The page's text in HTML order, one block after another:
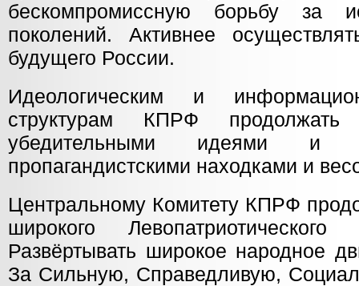
бескомпромиссную борьбу за
поколений. Активнее
будущего России.
Идеологическим и
структурам КПРФ продолжать
убедительными идеями и
пропагандистскими находками и
Центральному Комитету КПРФ
широкого
Развёртывать широкое народное
За Сильную, Справедливую,